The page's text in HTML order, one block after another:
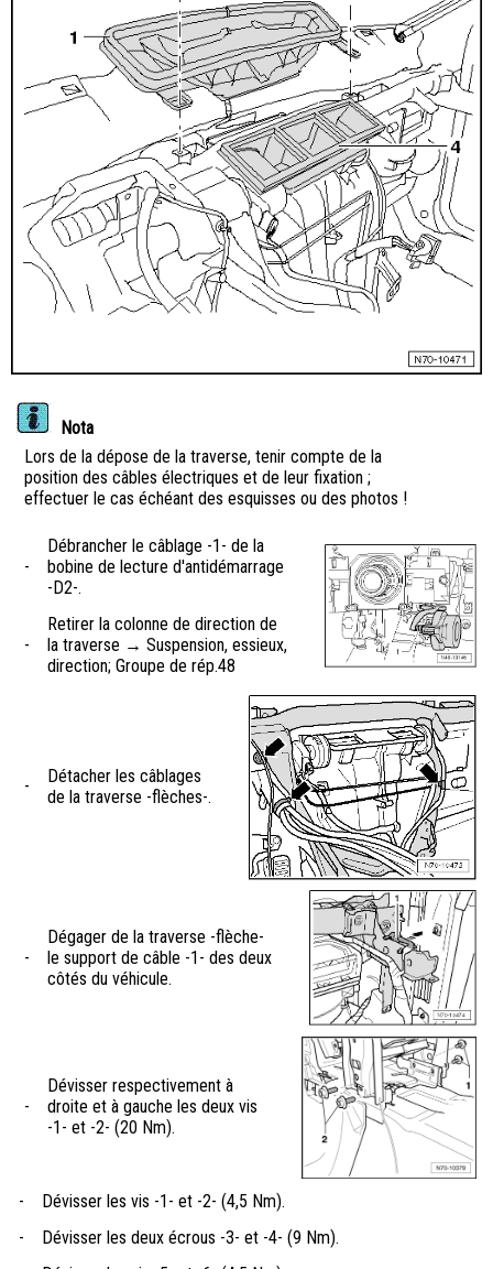
Nota
Lors de la dépose de la traverse, tenir compte de la
position des câbles électriques et de leur fixation ;
effectuer le cas échéant des esquisses ou des photos !
-
Débrancher le câblage -1- de la
bobine de lecture d'antidémarrage
-D2-.
-
Retirer la colonne de direction de
la traverse → Suspension, essieux,
direction; Groupe de rép.48
-
Détacher les câblages
de la traverse -flèches-.
-
Dégager de la traverse -flèche-
le support de câble -1- des deux
côtés du véhicule.
-
Dévisser respectivement à
droite et à gauche les deux vis
-1- et -2- (20 Nm).
-
Dévisser les vis -1- et -2- (4,5 Nm).
-
Dévisser les deux écrous -3- et -4- (9 Nm).